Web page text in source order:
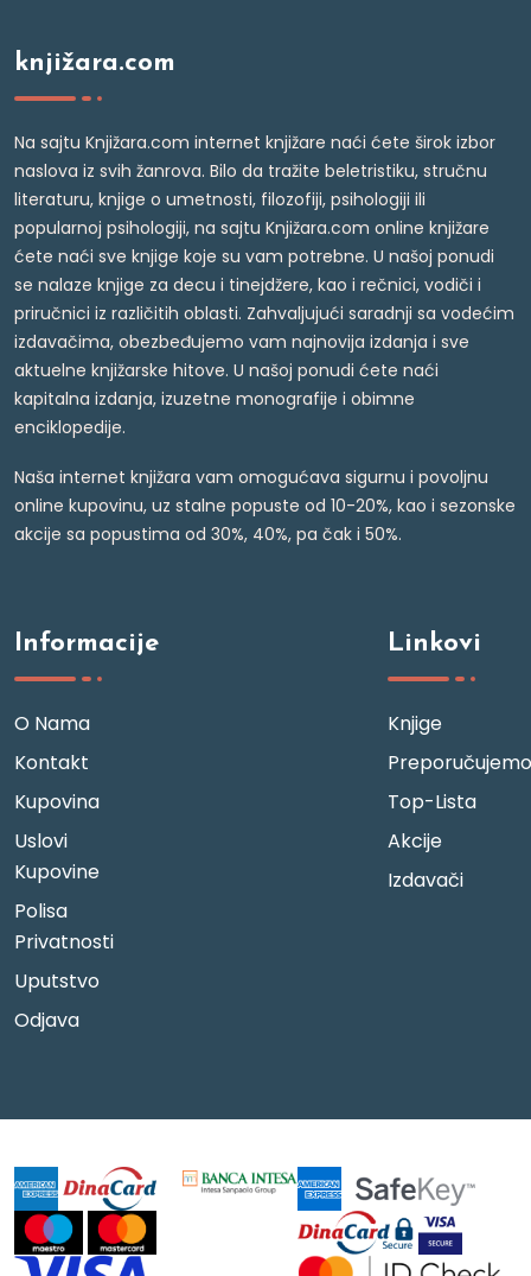
knjižara.com
Na sajtu Knjižara.com internet knjižare naći ćete širok izbor
naslova iz svih žanrova. Bilo da tražite beletristiku, stručnu
literaturu, knjige o umetnosti, filozofiji, psihologiji ili
popularnoj psihologiji, na sajtu Knjižara.com online knjižare
ćete naći sve knjige koje su vam potrebne. U našoj ponudi
se nalaze knjige za decu i tinejdžere, kao i rečnici, vodiči i
priručnici iz različitih oblasti. Zahvaljujući saradnji sa vodećim
izdavačima, obezbeđujemo vam najnovija izdanja i sve
aktuelne knjižarske hitove. U našoj ponudi ćete naći
kapitalna izdanja, izuzetne monografije i obimne
enciklopedije.
Naša internet knjižara vam omogućava sigurnu i povoljnu
online kupovinu, uz stalne popuste od 10-20%, kao i sezonske
akcije sa popustima od 30%, 40%, pa čak i 50%.
Informacije
O Nama
Kontakt
Kupovina
Uslovi
Kupovine
Polisa
Privatnosti
Uputstvo
Odjava
Linkovi
Knjige
Preporučujemo
Top-Lista
Akcije
Izdavači